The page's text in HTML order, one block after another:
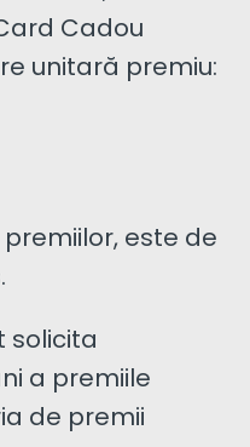
Cadou
unitară premiu:
este de
solicita
a premiile
de premii